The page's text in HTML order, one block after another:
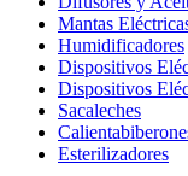
Mantas
Humidificadores
Dispositivos
Dispositivos
Sacaleches
Esterilizadores